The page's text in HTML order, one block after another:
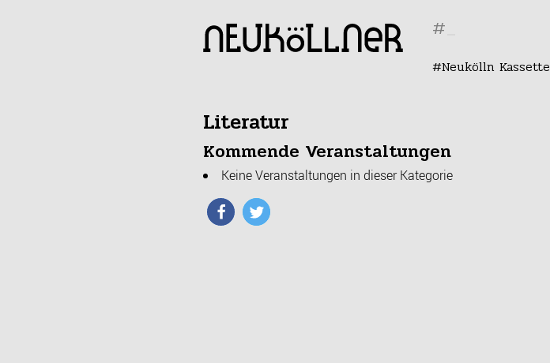
#
Neukölln Kassette
Literatur
Kommende Veranstaltungen
Keine Veranstaltungen in dieser Kategorie